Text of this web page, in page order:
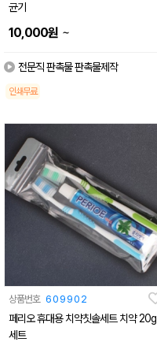
균기
10,000원 ~
전문직 판촉물 판촉물제작
인쇄무료
상품번호 609902
페리오 휴대용 치약칫솔세트 치약 20g
세트